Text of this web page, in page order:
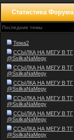
Статистика Форума
Последние темы
Тема2
ССЫЛКА НА МЕГУ В ТГ
@SsilkaNaMegy
ССЫЛКА НА МЕГУ В ТГ
@SsilkaNaMegy
ССЫЛКА НА МЕГУ В ТГ
@SsilkaNaMegy
ССЫЛКА НА МЕГУ В ТГ
@SsilkaNaMegy
ССЫЛКА НА МЕГУ В ТГ
@SsilkaNaMegy
ССЫЛКА НА МЕГУ В ТГ
@SsilkaNaMegy